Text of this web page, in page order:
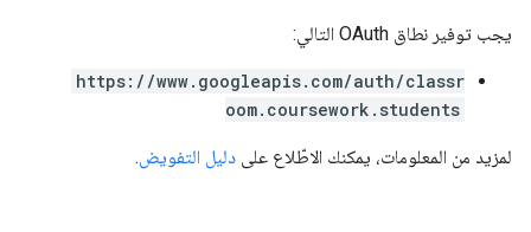
يجب توفير نطاق OAuth التالي:
https://www.googleapis.com/auth/classr
oom.coursework.students
لمزيد من المعلومات، يمكنك الاطّلاع على دليل التفويض.